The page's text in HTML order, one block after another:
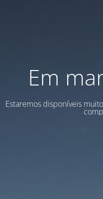
Em
Estaremos disponíveis